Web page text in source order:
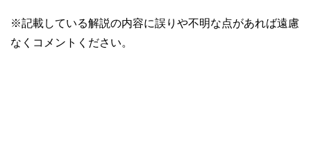
※記載している解説の内容に誤りや不明な点があれば遠慮
なくコメントください。